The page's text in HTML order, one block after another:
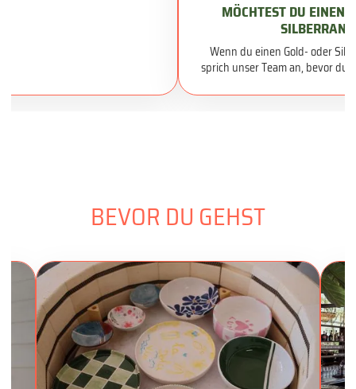
MÖCHTEST DU EINEN
Wenn du einen Gold- oder
sprich unser Team an, bevor du
BEVOR DU GEHST